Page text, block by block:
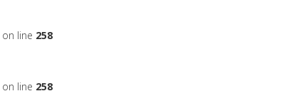
on line 258
on line 258